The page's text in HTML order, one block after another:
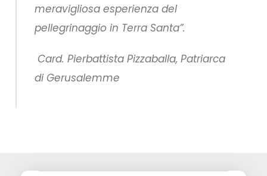
meravigliosa esperienza del
pellegrinaggio in Terra Santa”.
Card. Pierbattista Pizzaballa, Patriarca
di Gerusalemme